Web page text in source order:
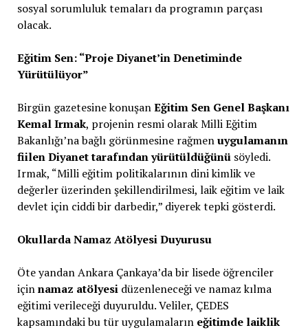
sosyal sorumluluk temaları da programın parçası
olacak.
Eğitim Sen: “Proje Diyanet’in Denetiminde
Yürütülüyor”
Birgün gazetesine konuşanEğitim Sen Genel Başkanı
Kemal Irmak, projenin resmi olarak Milli Eğitim
Bakanlığı’na bağlı görünmesine rağmenuygulamanın
fiilen Diyanet tarafından yürütüldüğünüsöyledi.
Irmak, “Milli eğitim politikalarının dini kimlik ve
değerler üzerinden şekillendirilmesi, laik eğitim ve laik
devlet için ciddi bir darbedir,” diyerek tepki gösterdi.
Okullarda Namaz Atölyesi Duyurusu
Öte yandan Ankara Çankaya’da bir lisede öğrenciler
içinnamaz atölyesidüzenleneceği ve namaz kılma
eğitimi verileceği duyuruldu. Veliler, ÇEDES
kapsamındaki bu tür uygulamaların eğitimde laiklik